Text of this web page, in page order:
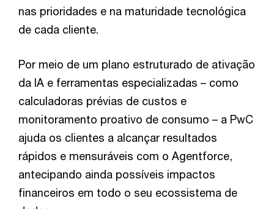
nas prioridades e na maturidade tecnológica
de cada cliente.
Por meio de um plano estruturado de ativação
da IA e ferramentas especializadas – como
calculadoras prévias de custos e
monitoramento proativo de consumo – a PwC
ajuda os clientes a alcançar resultados
rápidos e mensuráveis com o Agentforce,
antecipando ainda possíveis impactos
financeiros em todo o seu ecossistema de